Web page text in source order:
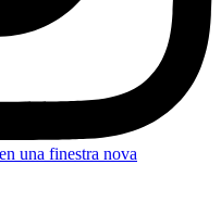
una finestra nova